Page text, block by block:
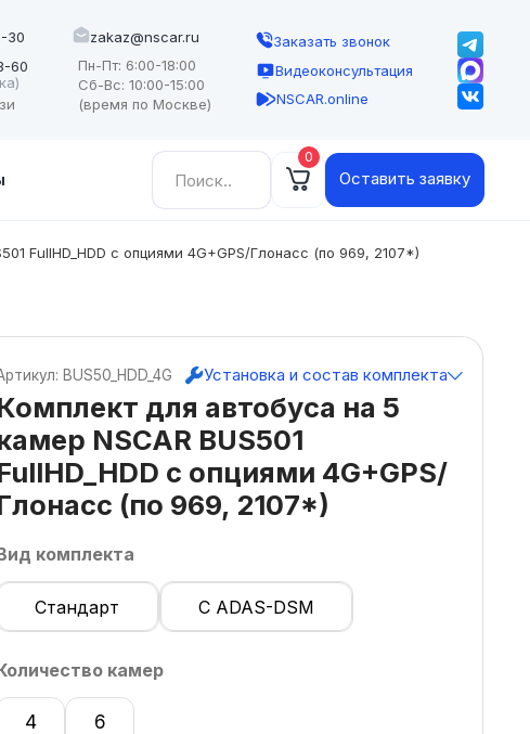
30
60
zakaz@nscar.ru
Пн-Пт: 6:00-18:00
Сб-Вс: 10:00-15:00
(время по Москве)
Заказать звонок
Видеоконсультация
NSCAR.online
Найти: 0
Оставить заявку
FullHD_HDD с опциями 4G+GPS/Глонасс (по 969, 2107*)
для автобуса на 5
NSCAR BUS501
с опциями 4G+GPS/
(по 969, 2107*)
комплекта
Стандарт С ADAS-DSM
камер
4 6
BUS50_HDD_4G Установка и состав комплекта